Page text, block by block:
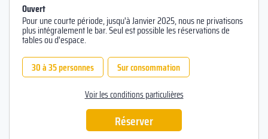
Ouvert
Pour une courte période, jusqu'à Janvier 2025, nous ne privatisons
plus intégralement le bar. Seul est possible les réservations de
tables ou d'espace.
30 à 35 personnes
Sur consommation
Voir les conditions particulières
Réserver